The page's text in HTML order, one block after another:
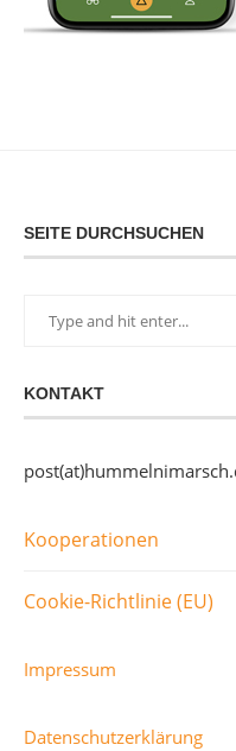
SEITE DURCHSUCHEN
KONTAKT
Kooperationen
Cookie-Richtlinie (EU)
Impressum
Datenschutzerklärung